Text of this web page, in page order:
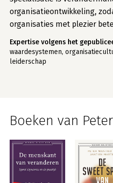
organisatieontwikkeling,
organisaties met plezier
Expertise volgens het
waardesystemen,
leiderschap
Boeken van